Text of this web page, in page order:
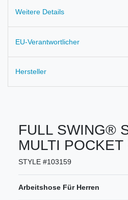
Weitere Details
EU-Verantwortlicher
Hersteller
FULL SWING®
MULTI POCKET
STYLE #103159
Arbeitshose Für Herren